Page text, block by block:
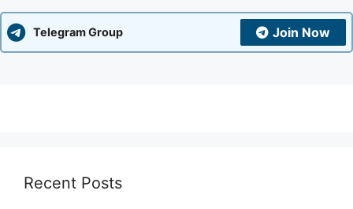
Telegram Group Join Now
Recent Posts